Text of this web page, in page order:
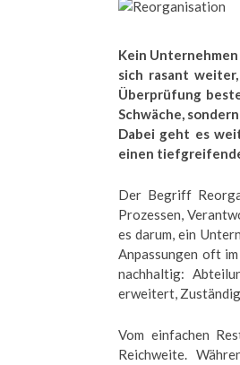
Kein
sich rasant
Überprüfung
Schwäche,
Dabei geht es
einen
Der Begriff
Prozessen,
es darum, ein
Anpassungen oft
nachhaltig:
erweitert,
Vom einfachen
Reichweite.